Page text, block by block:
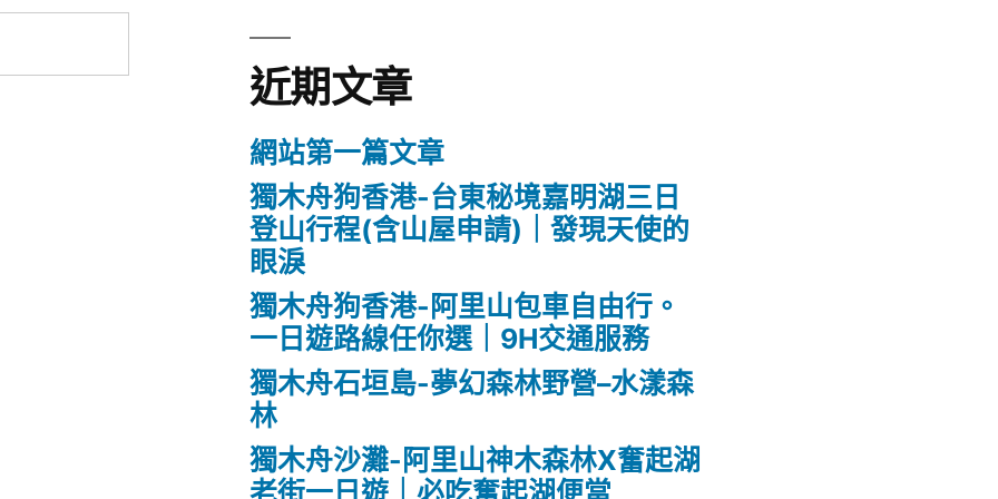
近期文章
網站第一篇文章
獨木舟狗香港-台東秘境嘉明湖三日
登山行程(含山屋申請)｜發現天使的
眼淚
獨木舟狗香港-阿里山包車自由行。
一日遊路線任你選｜9H交通服務
獨木舟石垣島-夢幻森林野營–水漾森
林
獨木舟沙灘-阿里山神木森林X奮起湖
老街一日遊｜必吃奮起湖便當